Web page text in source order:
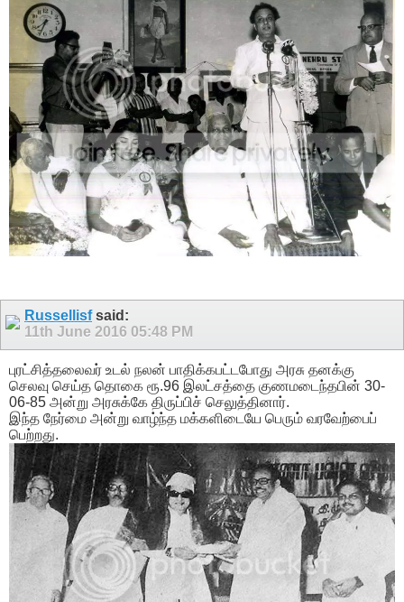
Russellisfsaid:
11th June 2016 05:48 PM
புரட்சித்தலைவர் உடல் நலன் பாதிக்கபட்டபோது அரசு தனக்கு
செலவு செய்த தொகை ரூ.96 இலட்சத்தை குணமடைந்தபின் 30-
06-85 அன்று அரசுக்கே திருப்பிச் செலுத்தினார்.
இந்த நேர்மை அன்று வாழ்ந்த மக்களிடையே பெரும் வரவேற்பைப்
பெற்றது.